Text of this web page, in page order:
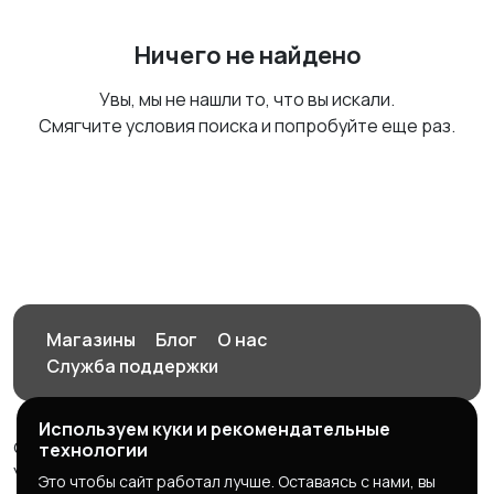
Ничего не найдено
Увы, мы не нашли то, что вы искали.
Смягчите условия поиска и попробуйте еще раз.
Магазины Блог
О нас
Служба поддержки
© 2026 Орен-АЙ - Авто | Недвижимость | Работа |
Услуги
Используем куки и рекомендательные
технологии
Это чтобы сайт работал лучше. Оставаясь с нами, вы